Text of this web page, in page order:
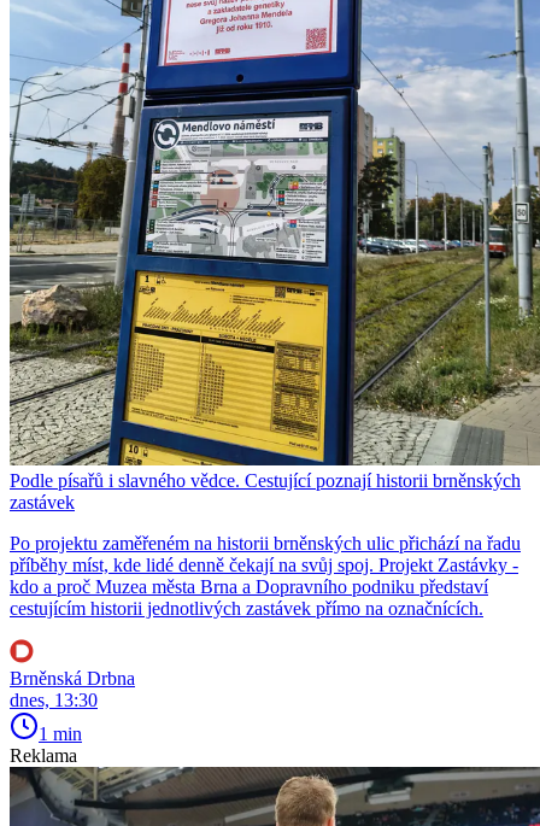
Podle písařů i slavného vědce. Cestující poznají historii brněnských
zastávek
Po projektu zaměřeném na historii brněnských ulic přichází na řadu
příběhy míst, kde lidé denně čekají na svůj spoj. Projekt Zastávky -
kdo a proč Muzea města Brna a Dopravního podniku představí
cestujícím historii jednotlivých zastávek přímo na označnících.
Brněnská Drbna
dnes, 13:30
1 min
Reklama